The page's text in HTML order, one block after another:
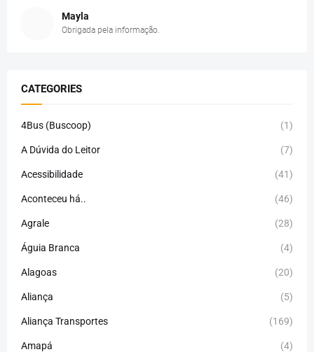
Mayla
Obrigada pela informação.
CATEGORIES
4Bus (Buscoop) (1)
A Dúvida do Leitor (7)
Acessibilidade (41)
Aconteceu há.. (46)
Agrale (28)
Águia Branca (4)
Alagoas (20)
Aliança (5)
Aliança Transportes (169)
Amapá (4)